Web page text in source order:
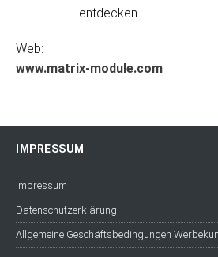
entdecken.
Web:
www.matrix-module.com
IMPRESSUM
Impressum
Datenschutzerklärung
Allgemeine Geschäftsbedingungen